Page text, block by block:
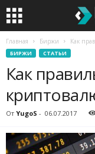
Главная Биржи Как
БИРЖИ СТАТЬИ
Как
От YugoS - 06.07.2017